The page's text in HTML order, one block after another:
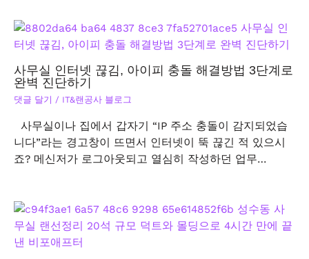
사무실 인터넷 끊김, 아이피 충돌 해결방법 3단계로
완벽 진단하기
댓글 달기 / IT&랜공사 블로그
사무실이나 집에서 갑자기 “IP 주소 충돌이 감지되었습
니다”라는 경고창이 뜨면서 인터넷이 뚝 끊긴 적 있으시
죠? 메신저가 로그아웃되고 열심히 작성하던 업무…